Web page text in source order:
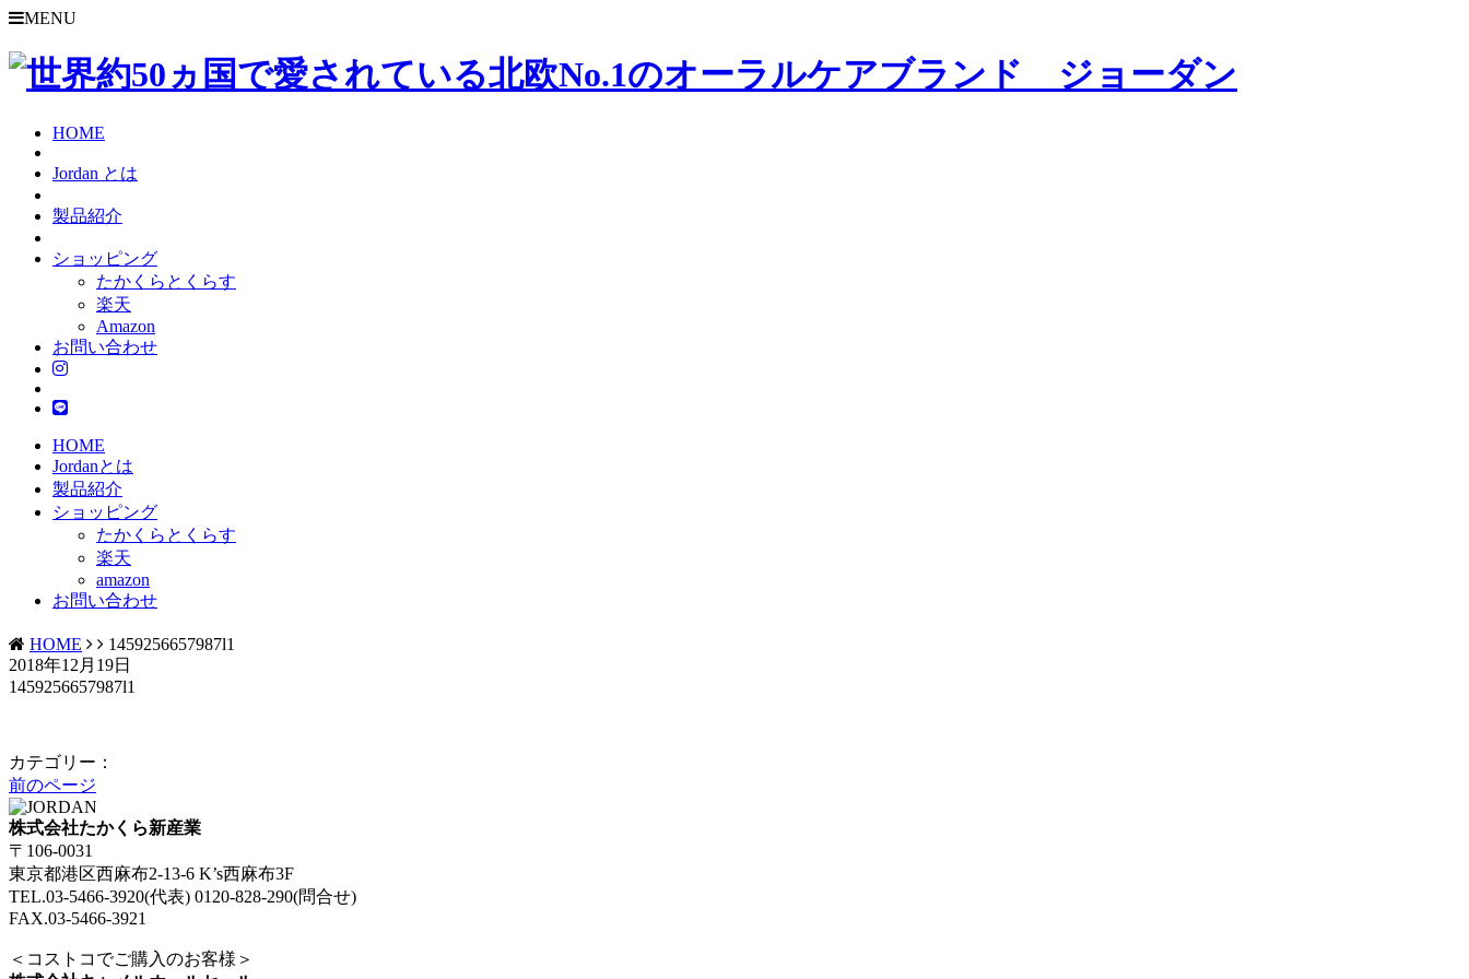
MENU
HOME
Jordan とは
製品紹介
ショッピング
たかくらとくらす
楽天
Amazon
お問い合わせ
HOME
Jordanとは
製品紹介
ショッピング
たかくらとくらす
楽天
amazon
お問い合わせ
HOME
1459256657987l1
2018年12月19日
1459256657987l1
カテゴリー：
前のページ
株式会社たかくら新産業
〒106-0031
東京都港区西麻布2-13-6 K’s西麻布3F
TEL.03-5466-3920(代表) 0120-828-290(問合せ)
FAX.03-5466-3921
＜コストコでご購入のお客様＞